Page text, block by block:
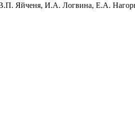
Яйченя, И.А. Логвина, Е.А.